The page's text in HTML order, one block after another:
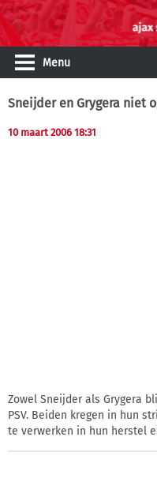
Menu
Sneijder en Grygera niet
10 maart 2006 18:31
Zowel Sneijder als Grygera
PSV. Beiden kregen in hun
te verwerken in hun herstel